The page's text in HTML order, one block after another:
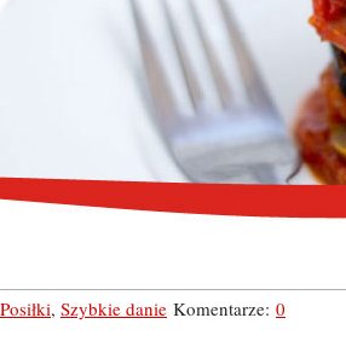
Posiłki, Szybkie danie Komentarze: 0